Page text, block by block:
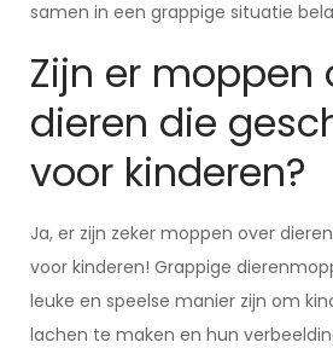
samen in een grappige situatie
Zijn er moppen
dieren die
voor kinderen?
Ja, er zijn zeker moppen over
voor kinderen! Grappige
leuke en speelse manier zijn om
lachen te maken en hun